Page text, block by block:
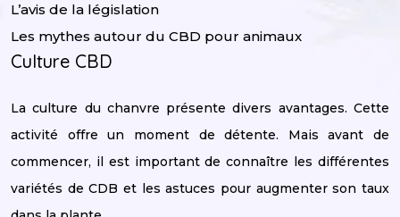
L’avis de la législation
Les mythes autour du CBD pour animaux
Culture CBD
La culture du chanvre présente divers avantages. Cette
activité offre un moment de détente. Mais avant de
commencer, il est important de connaître les différentes
variétés de CDB et les astuces pour augmenter son taux